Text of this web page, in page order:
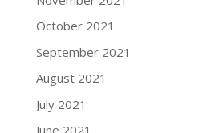
October 2021
September 2021
August 2021
July 2021